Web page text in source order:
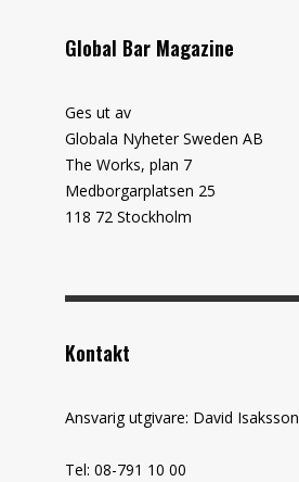
Global Bar Magazine
Ges ut av
Globala Nyheter Sweden AB
The Works, plan 7
Medborgarplatsen 25
118 72 Stockholm
Kontakt
Ansvarig utgivare: David Isaksson
Tel: 08-791 10 00